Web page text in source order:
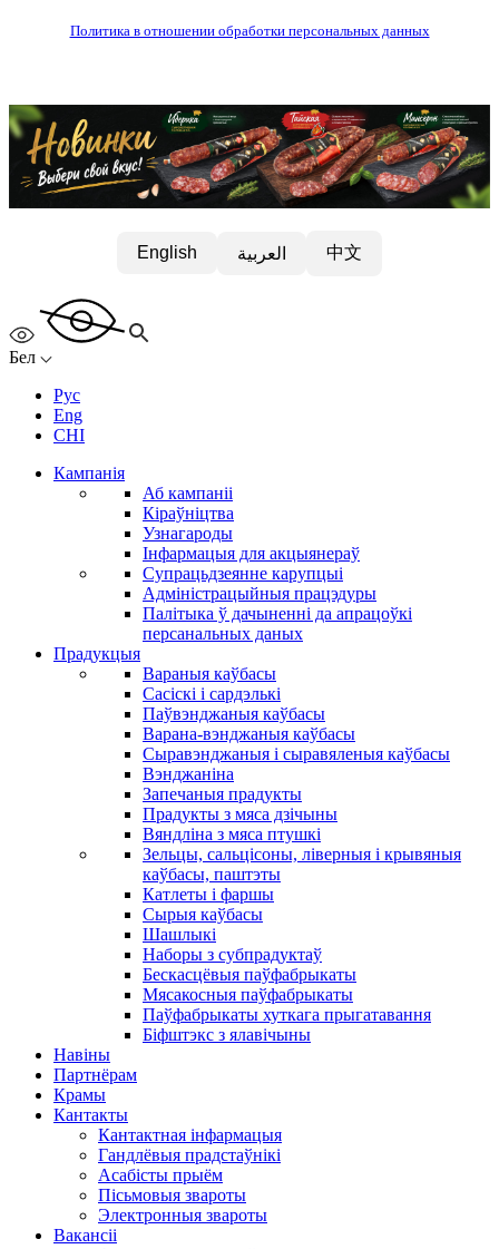
Политика в отношении обработки персональных данных
English العربية 中文
Бел
Рус
Eng
CHI
Кампанія
Аб кампаніі
Кіраўніцтва
Узнагароды
Інфармацыя для акцыянераў
Супрацьдзеянне карупцыі
Адміністрацыйныя працэдуры
Палітыка ў дачыненні да апрацоўкі
персанальных даных
Прадукцыя
Вараныя каўбасы
Сасіскі і сардэлькі
Паўвэнджаныя каўбасы
Варана-вэнджаныя каўбасы
Сыравэнджаныя і сыравяленыя каўбасы
Вэнджаніна
Запечаныя прадукты
Прадукты з мяса дзічыны
Вяндліна з мяса птушкі
Зельцы, сальцісоны, ліверныя і крывяныя
каўбасы, паштэты
Катлеты і фаршы
Сырыя каўбасы
Шашлыкі
Наборы з субпрадуктаў
Бескасцёвыя паўфабрыкаты
Мясакосныя паўфабрыкаты
Паўфабрыкаты хуткага прыгатавання
Біфштэкс з ялавічыны
Навіны
Партнёрам
Крамы
Кантакты
Кантактная інфармацыя
Гандлёвыя прадстаўнікі
Асабісты прыём
Пісьмовыя звароты
Электронныя звароты
Вакансіі